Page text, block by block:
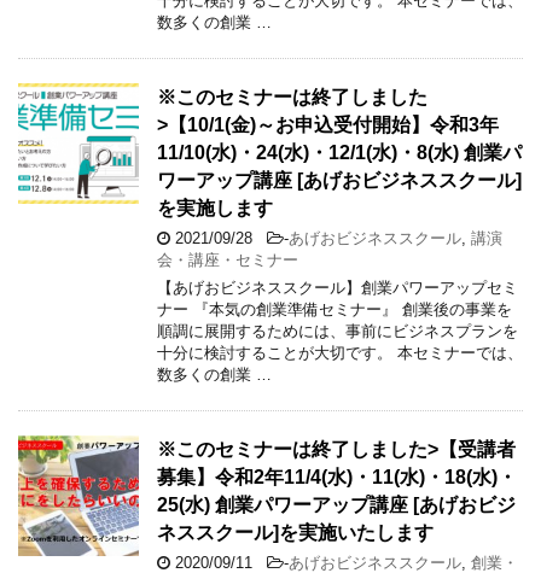
数多くの創業 …
※このセミナーは終了しました
>【10/1(金)～お申込受付開始】令和3年
11/10(水)・24(水)・12/1(水)・8(水) 創業パ
ワーアップ講座 [あげおビジネススクール]
を実施します
2021/09/28 -あげおビジネススクール 講演
会・講座・セミナー
【あげおビジネススクール】創業パワーアップセミ
ナー 『本気の創業準備セミナー』 創業後の事業を
順調に展開するためには、事前にビジネスプランを
十分に検討することが大切です。 本セミナーでは、
数多くの創業 …
※このセミナーは終了しました>【受講者
募集】令和2年11/4(水)・11(水)・18(水)・
25(水) 創業パワーアップ講座 [あげおビジ
ネススクール]を実施いたします
2020/09/11 -あげおビジネススクール 創業・